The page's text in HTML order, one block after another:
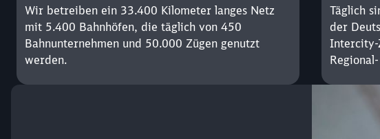
Wir betreiben ein 33.400 Kilometer langes Netz
mit 5.400 Bahnhöfen, die täglich von 450
Bahnunternehmen und 50.000 Zügen genutzt
werden.
Täglich
der
Intercity-